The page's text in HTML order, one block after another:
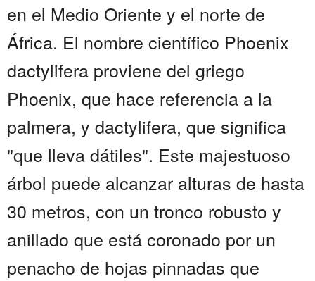
en el Medio Oriente y el norte de
África. El nombre científico Phoenix
dactylifera proviene del griego
Phoenix, que hace referencia a la
palmera, y dactylifera, que significa
"que lleva dátiles". Este majestuoso
árbol puede alcanzar alturas de hasta
30 metros, con un tronco robusto y
anillado que está coronado por un
penacho de hojas pinnadas que